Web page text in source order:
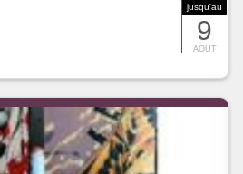
jusqu'au
9
AOUT